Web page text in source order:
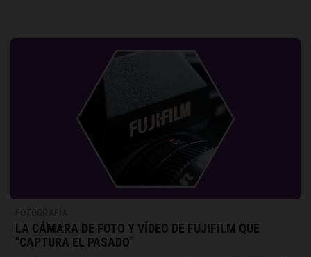
LA CÁMARA DE FOTO Y VÍDEO DE FUJIFILM QUE
"CAPTURA EL PASADO"